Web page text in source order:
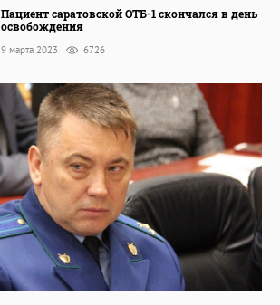
Пациент саратовской ОТБ-1 скончался в день
освобождения
9 марта 2023 6726